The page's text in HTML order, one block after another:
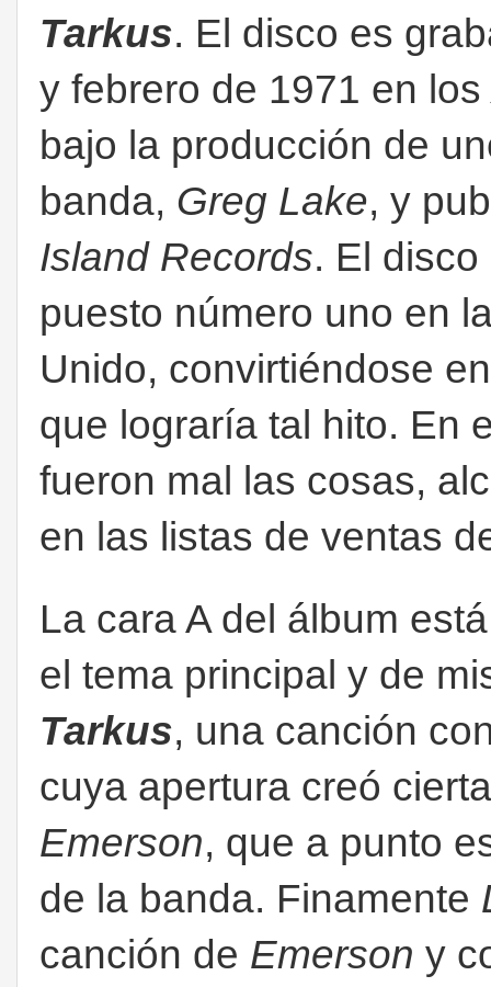
Tarkus. El disco es
y febrero de 1971 en los
bajo la producción de
banda, Greg Lake, y
Island Records. El
puesto número uno en
Unido, convirtiéndose
que lograría tal hito. En
fueron mal las cosas,
en las listas de ventas
La cara A del álbum
el tema principal y de
Tarkus, una canción
cuya apertura creó
Emerson, que a punto
de la banda. Finamente
canción de Emerson y